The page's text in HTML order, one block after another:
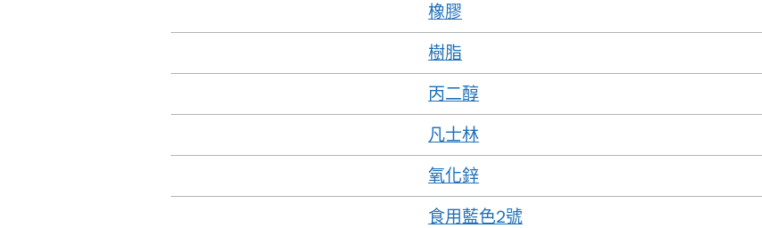
橡膠
樹脂
丙二醇
凡士林
氧化鋅
食用藍色2號